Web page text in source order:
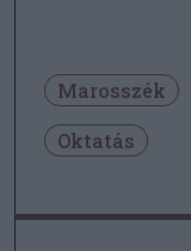
Marosszék
Oktatás